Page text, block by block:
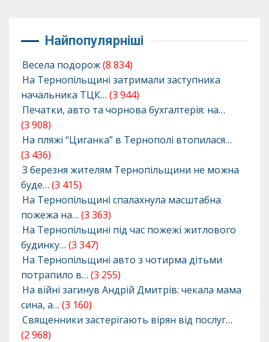
Найпопулярніші
Весела подорож(8 834)
На Тернопільщині затримали заступника
начальника ТЦК… (3 944)
Печатки, авто та чорнова бухгалтерія: на…
(3 908)
На пляжі “Циганка” в Тернополі втопилася…
(3 436)
З березня жителям Тернопільщини не можна
буде… (3 415)
На Тернопільщині спалахнула масштабна
пожежа на… (3 363)
На Тернопільщині під час пожежі житлового
будинку… (3 347)
На Тернопільщині авто з чотирма дітьми
потрапило в… (3 255)
На війні загинув Андрій Дмитрів: чекала мама
сина, а… (3 160)
Священники застерігають вірян від послуг…
(2 968)